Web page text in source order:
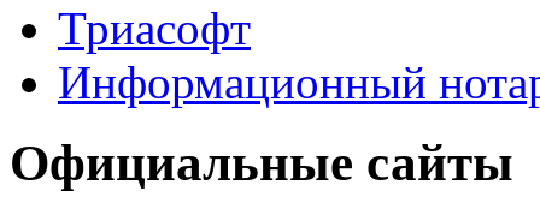
Триасофт
Информационный
Официальные сайты